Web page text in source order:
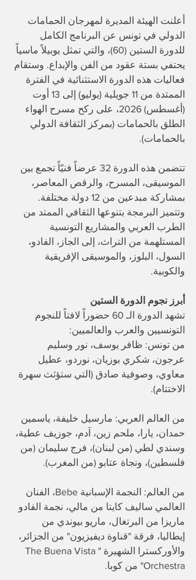
أعلنت الهيئة المديرة لمهرجان الحمامات
الدولي في تونس عن البرنامج الكامل
للدورة الستين (60)، والتي تمثل يوبيلاً ماسياً
يحتفي بستة عقود من الفن والإبداع. وستقام
فعاليات هذه الدورة الاستثنائية في الفترة
الممتدة من 11 جويلية (يوليو) إلى 13 أوت
(أغسطس) 2026، على ركح مسرح الهواء
الطلق بالحمامات (بمركز الثقافة الدولي
بالحمامات).
​تتضمن هذه الدورة 32 عرضاً فنيّاً تجمع بين
الموسيقى، المسرح، والرقص المعاصر،
بمشاركة مبدعين من 12 دولة مختلفة.
وتتميز البرمجة بتنوعها الثقافي الممتد من
الطرب العربي والمشاريع التونسية
المستلهمة من التراث، إلى الجاز، الفادو،
السول، البلوز، والموسيقى الإفريقية
والكوبية.
​أبرز نجوم الدورة الستين
​تشهد الدورة الـ 60 حضوراً لافتاً للنجوم
التونسيين والعرب والعالميين:
​من تونس: ظافر يوسف، نور وسليم
عرجون، شكري بوزيان، نوردو، عطيل
معاوي، وصوفية صادق (التي ستؤثث سهرة
الاختتام).
​من العالم العربي: مارسيل خليفة، ياسمين
حمدان، يارا، ملحم زين، آدم، جوزيف عطية،
وسندي لطي (من لبنان)، فرج سليمان (من
فلسطين)، ونجاة عتابو (من المغرب).
​من العالم: النجمة الإسبانية Bebe، الفنان
العالمي ساليف كايتا من مالي، نجمة الفادو
ماريزا من البرتغال، ماريو بيوندي من
إيطاليا، فرقة "قناوة ديفيزيون" من الجزائر،
والأوركسترا الشهيرة "The Buena Vista
Orchestra" من كوبا.